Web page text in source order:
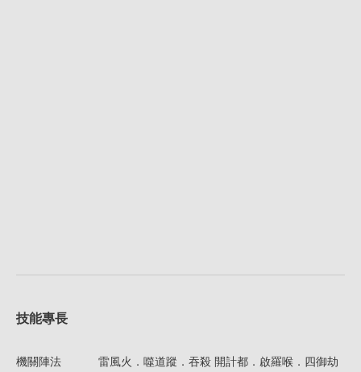
技能專長
機關陣法
雷風火．噬道蹤．吞殺 開計都．啟羅喉．四御劫